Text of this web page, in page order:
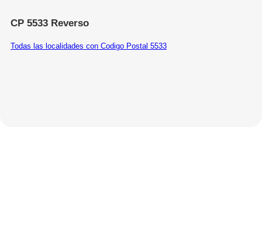
CP 5533 Reverso
Todas las localidades con Codigo Postal 5533